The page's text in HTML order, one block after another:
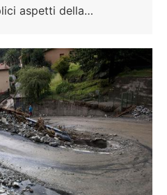
aspetti della…